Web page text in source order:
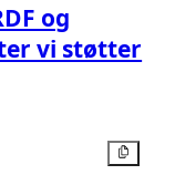
og
vi støtter